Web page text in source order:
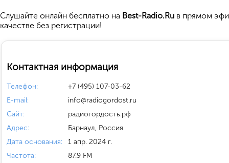
Cлушайте онлайн бесплатно на Best-Radio.Ru в прямом
качестве без регистрации!
Контактная информация
Телефон:
+7 (495) 107-03-62
E-mail:
info@radiogordost.ru
Сайт:
радиогордость.рф
Адрес:
Барнаул, Россия
Дата основания:
1 апр. 2024 г.
Частота:
87.9 FM